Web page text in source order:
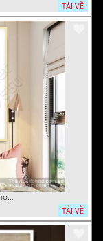
TẢI VỀ
Tranh tĩnh vật hoa quả sơn dầu trang trí tường
TẢI VỀ